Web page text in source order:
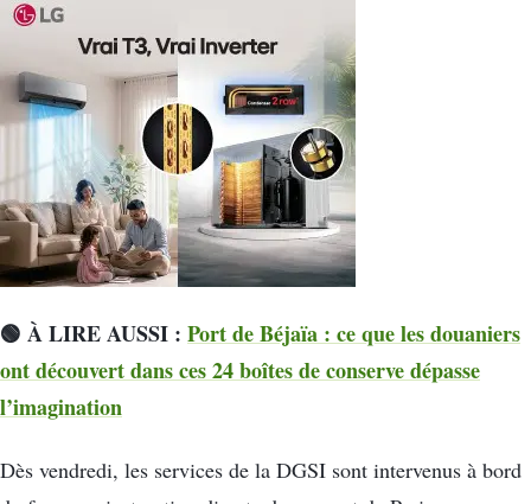
🟢 À LIRE AUSSI : Port de Béjaïa : ce que les douaniers
ont découvert dans ces 24 boîtes de conserve dépasse
l’imagination
Dès vendredi, les services de la DGSI sont intervenus à bord